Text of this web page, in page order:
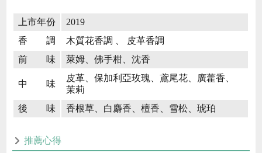
上市年份
2019
香 調
木質花香調 、 皮革香調
前 味
萊姆、佛手柑、沈香
中 味
皮革、保加利亞玫瑰、鳶尾花、廣藿香、
茉莉
後 味
香根草、白麝香、檀香、雪松、琥珀
推薦心得